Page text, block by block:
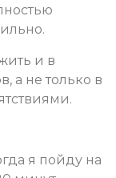
и в
а не только в
я пойду на